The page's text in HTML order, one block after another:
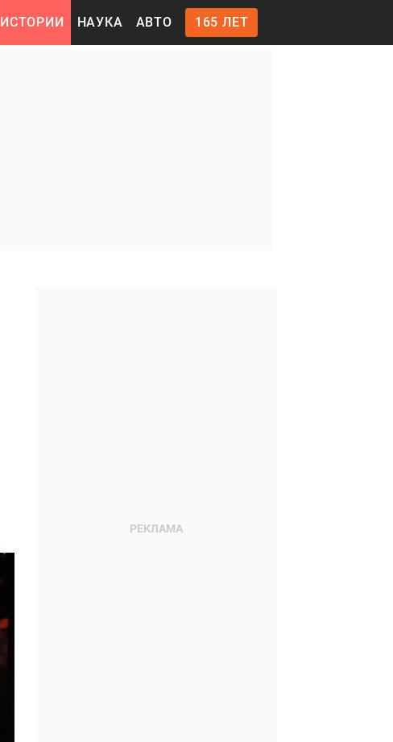
ИСТОРИИ НАУКА АВТО 165 ЛЕТ